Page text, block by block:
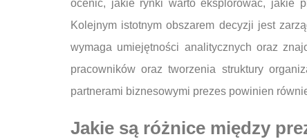
ocenić, jakie rynki warto eksplorować, jakie
Kolejnym istotnym obszarem decyzji jest
wymaga umiejętności analitycznych oraz
pracowników oraz tworzenia struktury
partnerami biznesowymi prezes powinien
Jakie są różnice między